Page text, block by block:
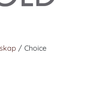
/ Choice